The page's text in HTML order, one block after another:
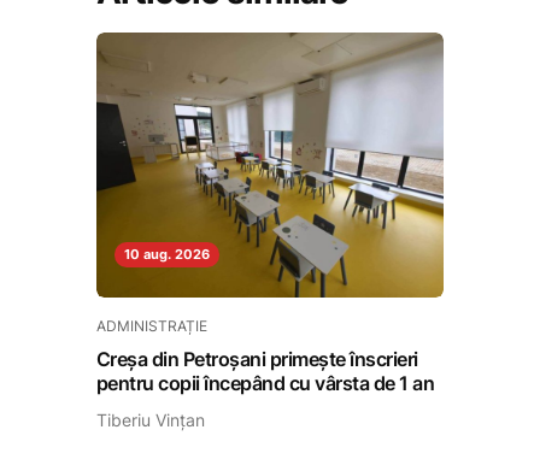
10 aug. 2026
ADMINISTRAȚIE
Creșa din Petroșani primește înscrieri
pentru copii începând cu vârsta de 1 an
Tiberiu Vințan